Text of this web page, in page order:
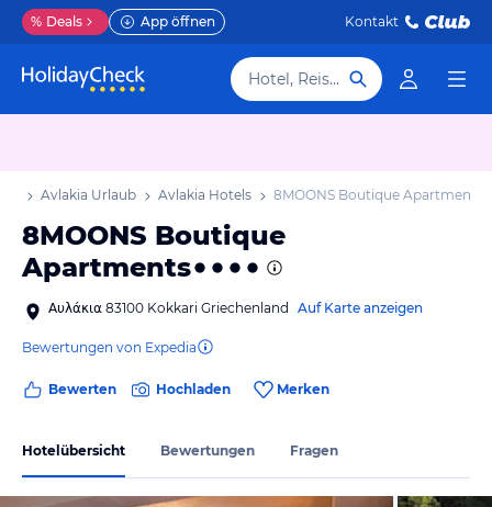
% Deals App öffnen Kontakt
Hotel, Reiseziel
Avlakia Urlaub Avlakia Hotels 8MOONS Boutique Apartments
8MOONS Boutique
Apartments
Αυλάκια 83100 Kokkari Griechenland Auf Karte anzeigen
Bewertungen von Expedia
Bewerten Hochladen Merken
Hotelübersicht Bewertungen Fragen